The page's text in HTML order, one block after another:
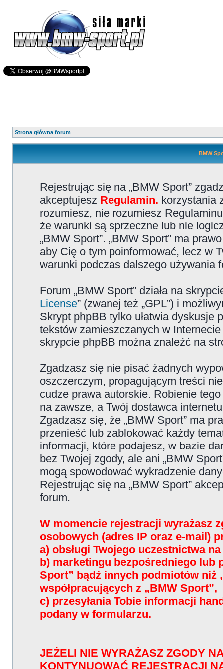
Strona główna forum
BMW
Rejestrując się na „BMW Sport”
akceptujesz Regulamin. korzystania
rozumiesz, nie rozumiesz
że warunki są sprzeczne lub nie
„BMW Sport”. „BMW Sport” ma
aby Cię o tym poinformować, lecz w
warunki podczas dalszego używania
Forum „BMW Sport” działa na
License” (zwanej też „GPL”) i
Skrypt phpBB tylko ułatwia dyskusje
tekstów zamieszczanych w
skrypcie phpBB można znaleźć na
Zgadzasz się nie pisać żadnych
oszczerczym, propagującym treści
cudze prawa autorskie. Robienie
na zawsze, a Twój dostawca
Zgadzasz się, że „BMW Sport” ma
przenieść lub zablokować każdy
informacji, które podajesz, w bazie
bez Twojej zgody, ale ani „BMW
mogą spowodować wykradzenie
Rejestrując się na „BMW Sport”
forum.
W momencie rejestracji wyrażasz
osobowych (adres IP oraz e-mail)
a) obsługi Twojego uczestnictwa
b) marketingu bezpośredniego lub
Sport” bądź innych podmiotów niż
współpracujących z „BMW Sport”,
c) przesyłania Tobie informacji
podany w formularzu.
JEŻELI NIE WYRAŻASZ ZGODY
KONTYNUOWAĆ REJESTRACJI